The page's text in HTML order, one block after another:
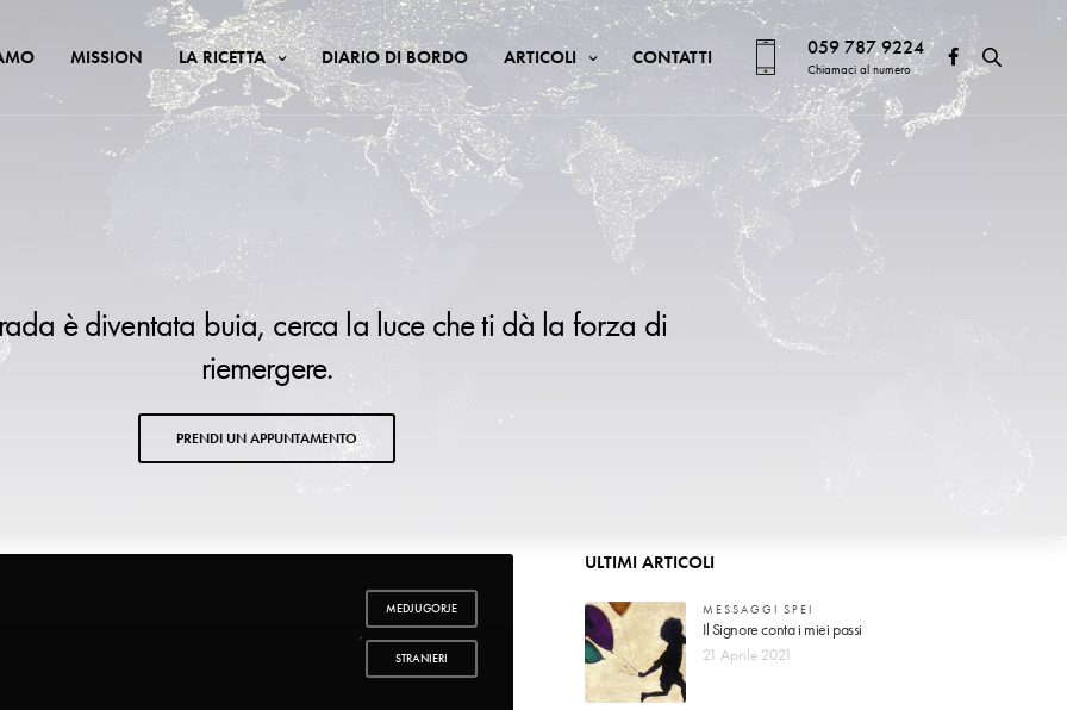
MISSION LA RICETTA DIARIO DI BORDO ARTICOLI CONTATTI 059 787 9224
Chiamaci al numero
è diventata buia, cerca la luce che ti dà la forza di
riemergere.
PRENDI UN APPUNTAMENTO
MEDJUGORJE
,
STRANIERI
ULTIMI ARTICOLI
MESSAGGI SPEI
Il Signore conta i miei passi
21 Aprile 2021